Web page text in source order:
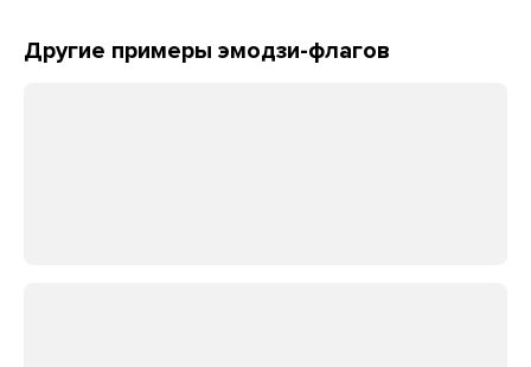
Другие примеры эмодзи-флагов